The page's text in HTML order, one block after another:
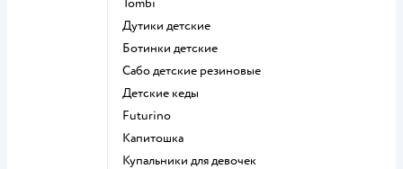
Tombi
Дутики детские
Ботинки детские
Сабо детские резиновые
Детские кеды
Futurino
Капитошка
Купальники для девочек